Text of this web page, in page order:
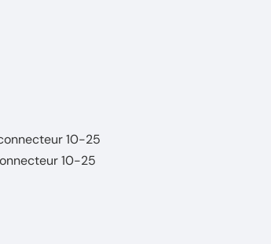
10-25
10-25